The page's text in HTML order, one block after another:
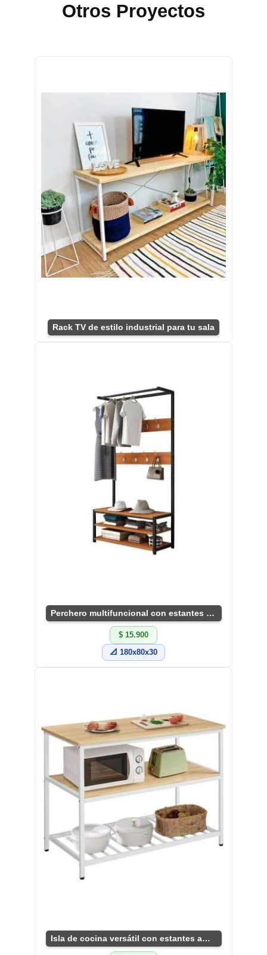
Otros Proyectos
Rack TV de estilo industrial para tu sala
Perchero multifuncional con estantes optimizados
$ 15.900
📐 180x80x30
Isla de cocina versátil con estantes amplios